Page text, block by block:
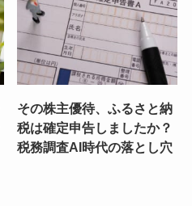
その株主優待、ふるさと納
税は確定申告しましたか？
税務調査AI時代の落とし穴